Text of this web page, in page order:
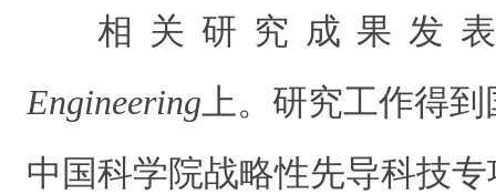
相关研究成果发
Engineering 上。研究工作得
中国科学院战略性先导科技